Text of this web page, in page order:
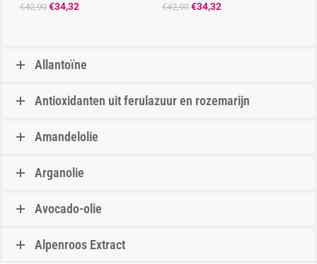
€42,90 €34,32 €42,90 €34,32
Allantoïne
Antioxidanten uit ferulazuur en rozemarijn
Amandelolie
Arganolie
Avocado-olie
Alpenroos Extract